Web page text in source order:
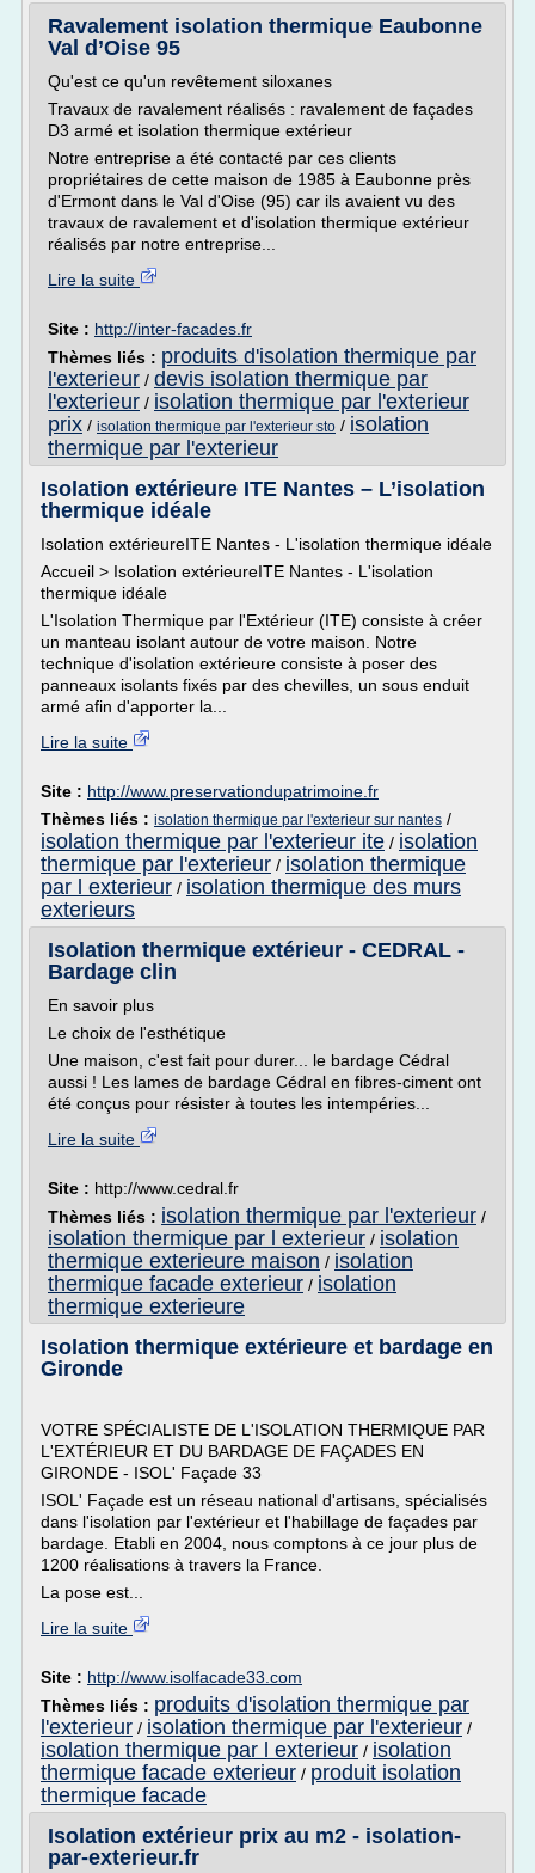
Ravalement isolation thermique Eaubonne
Val d’Oise 95
Qu'est ce qu'un revêtement siloxanes
Travaux de ravalement réalisés : ravalement de façades
D3 armé et isolation thermique extérieur
Notre entreprise a été contacté par ces clients
propriétaires de cette maison de 1985 à Eaubonne près
d'Ermont dans le Val d'Oise (95) car ils avaient vu des
travaux de ravalement et d'isolation thermique extérieur
réalisés par notre entreprise...
Lire la suite
Site : http://inter-facades.fr
Thèmes liés : produits d'isolation thermique par
l'exterieur / devis isolation thermique par
l'exterieur / isolation thermique par l'exterieur
prix / isolation thermique par l'exterieur sto / isolation
thermique par l'exterieur
Isolation extérieure ITE Nantes – L’isolation
thermique idéale
Isolation extérieureITE Nantes - L'isolation thermique idéale
Accueil > Isolation extérieureITE Nantes - L'isolation
thermique idéale
L'Isolation Thermique par l'Extérieur (ITE) consiste à créer
un manteau isolant autour de votre maison. Notre
technique d'isolation extérieure consiste à poser des
panneaux isolants fixés par des chevilles, un sous enduit
armé afin d'apporter la...
Lire la suite
Site : http://www.preservationdupatrimoine.fr
Thèmes liés : isolation thermique par l'exterieur sur nantes /
isolation thermique par l'exterieur ite / isolation
thermique par l'exterieur / isolation thermique
par l exterieur / isolation thermique des murs
exterieurs
Isolation thermique extérieur - CEDRAL -
Bardage clin
En savoir plus
Le choix de l'esthétique
Une maison, c'est fait pour durer... le bardage Cédral
aussi ! Les lames de bardage Cédral en fibres-ciment ont
été conçus pour résister à toutes les intempéries...
Lire la suite
Site : http://www.cedral.fr
Thèmes liés : isolation thermique par l'exterieur /
isolation thermique par l exterieur / isolation
thermique exterieure maison / isolation
thermique facade exterieur / isolation
thermique exterieure
Isolation thermique extérieure et bardage en
Gironde
VOTRE SPÉCIALISTE DE L'ISOLATION THERMIQUE PAR
L'EXTÉRIEUR ET DU BARDAGE DE FAÇADES EN
GIRONDE - ISOL' Façade 33
ISOL' Façade est un réseau national d'artisans, spécialisés
dans l'isolation par l'extérieur et l'habillage de façades par
bardage. Etabli en 2004, nous comptons à ce jour plus de
1200 réalisations à travers la France.
La pose est...
Lire la suite
Site : http://www.isolfacade33.com
Thèmes liés : produits d'isolation thermique par
l'exterieur / isolation thermique par l'exterieur /
isolation thermique par l exterieur / isolation
thermique facade exterieur / produit isolation
thermique facade
Isolation extérieur prix au m2 - isolation-
par-exterieur.fr